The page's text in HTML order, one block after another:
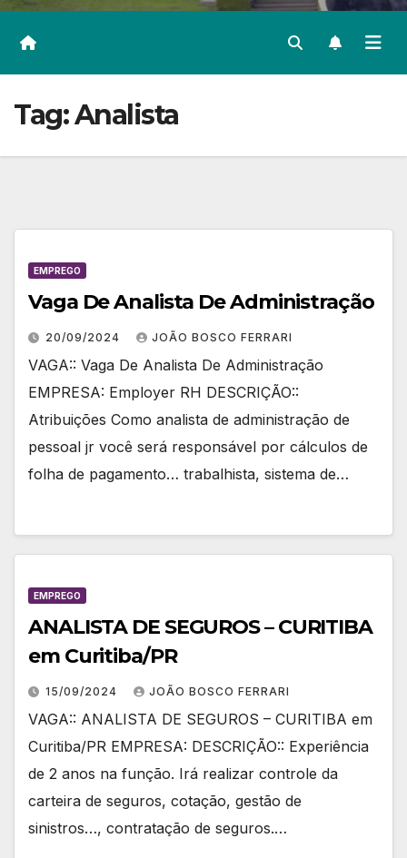
Tag:Analista
EMPREGO
Vaga De Analista De Administração
20/09/2024 JOÃO BOSCO FERRARI
VAGA:: Vaga De Analista De Administração
EMPRESA: Employer RH DESCRIÇÃO::
Atribuições Como analista de administração de
pessoal jr você será responsável por cálculos de
folha de pagamento… trabalhista, sistema de…
EMPREGO
ANALISTA DE SEGUROS – CURITIBA
em Curitiba/PR
15/09/2024 JOÃO BOSCO FERRARI
VAGA:: ANALISTA DE SEGUROS – CURITIBA em
Curitiba/PR EMPRESA: DESCRIÇÃO:: Experiência
de 2 anos na função. Irá realizar controle da
carteira de seguros, cotação, gestão de
sinistros…, contratação de seguros.…